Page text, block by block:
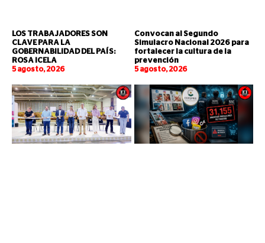
LOS TRABAJADORES SON
CLAVE PARA LA
GOBERNABILIDAD DEL PAÍS:
ROSA ICELA
5 agosto, 2026
Convocan al Segundo
Simulacro Nacional 2026 para
fortalecer la cultura de la
prevención
5 agosto, 2026